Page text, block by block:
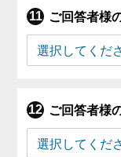
ご回答者様
ご回答者様